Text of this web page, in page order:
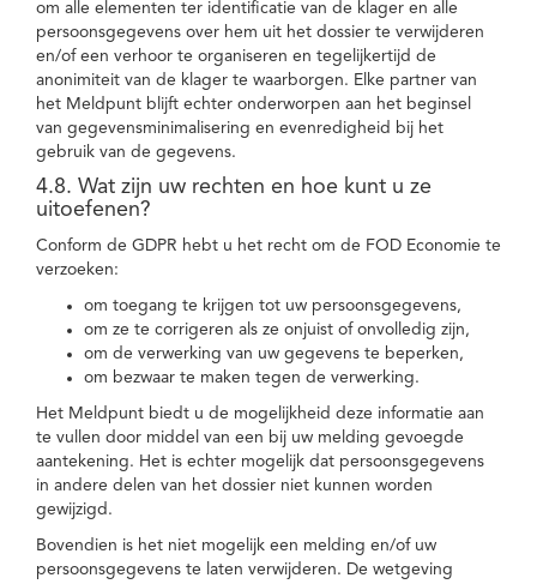
om alle elementen ter identificatie van de klager en alle
persoonsgegevens over hem uit het dossier te verwijderen
en/of een verhoor te organiseren en tegelijkertijd de
anonimiteit van de klager te waarborgen. Elke partner van
het Meldpunt blijft echter onderworpen aan het beginsel
van gegevensminimalisering en evenredigheid bij het
gebruik van de gegevens.
4.8. Wat zijn uw rechten en hoe kunt u ze
uitoefenen?
Conform de GDPR hebt u het recht om de FOD Economie te
verzoeken:
om toegang te krijgen tot uw persoonsgegevens,
om ze te corrigeren als ze onjuist of onvolledig zijn,
om de verwerking van uw gegevens te beperken,
om bezwaar te maken tegen de verwerking.
Het Meldpunt biedt u de mogelijkheid deze informatie aan
te vullen door middel van een bij uw melding gevoegde
aantekening. Het is echter mogelijk dat persoonsgegevens
in andere delen van het dossier niet kunnen worden
gewijzigd.
Bovendien is het niet mogelijk een melding en/of uw
persoonsgegevens te laten verwijderen. De wetgeving